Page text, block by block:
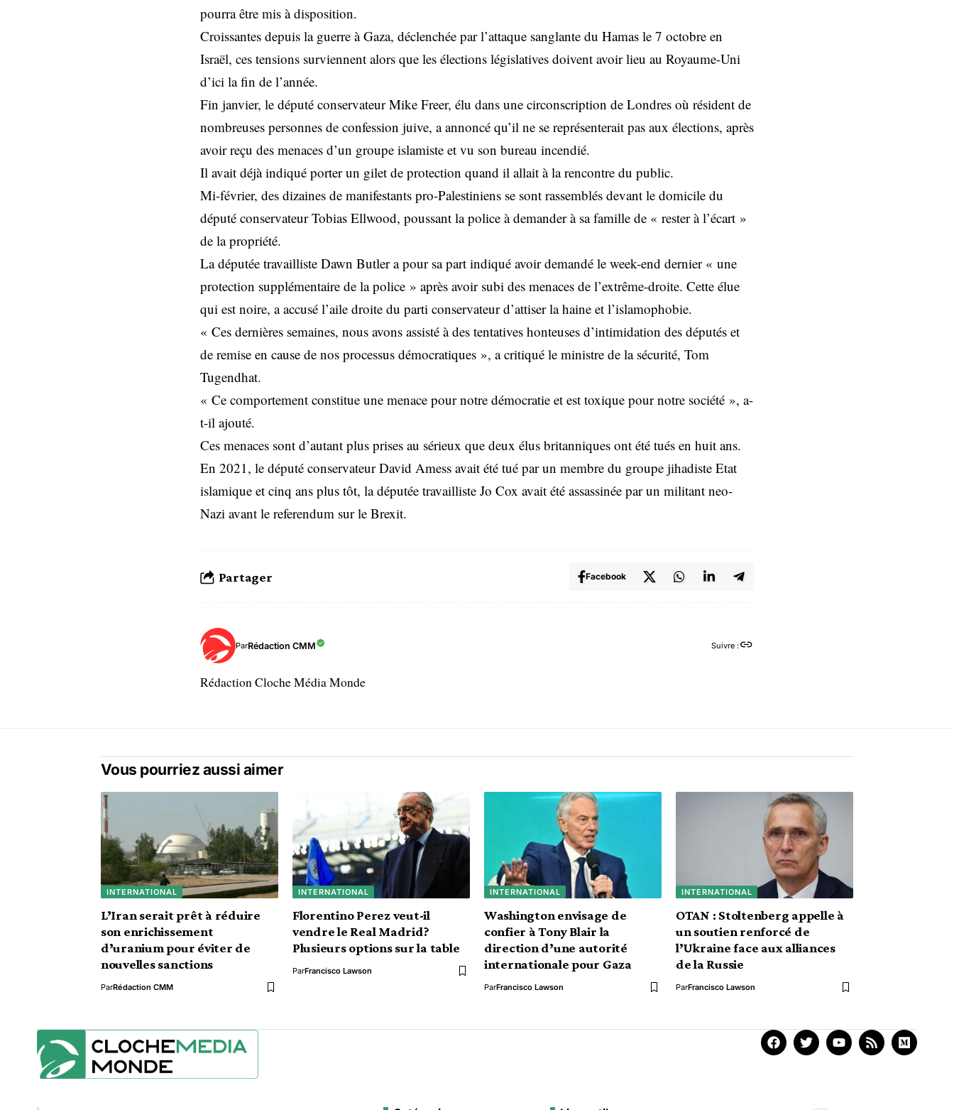
pourra être mis à disposition.
Croissantes depuis la guerre à Gaza, déclenchée par l’attaque sanglante du Hamas le 7 octobre en
Israël, ces tensions surviennent alors que les élections législatives doivent avoir lieu au Royaume-Uni
d’ici la fin de l’année.
Fin janvier, le député conservateur Mike Freer, élu dans une circonscription de Londres où résident de
nombreuses personnes de confession juive, a annoncé qu’il ne se représenterait pas aux élections, après
avoir reçu des menaces d’un groupe islamiste et vu son bureau incendié.
Il avait déjà indiqué porter un gilet de protection quand il allait à la rencontre du public.
Mi-février, des dizaines de manifestants pro-Palestiniens se sont rassemblés devant le domicile du
député conservateur Tobias Ellwood, poussant la police à demander à sa famille de « rester à l’écart »
de la propriété.
La députée travailliste Dawn Butler a pour sa part indiqué avoir demandé le week-end dernier « une
protection supplémentaire de la police » après avoir subi des menaces de l’extrême-droite. Cette élue
qui est noire, a accusé l’aile droite du parti conservateur d’attiser la haine et l’islamophobie.
« Ces dernières semaines, nous avons assisté à des tentatives honteuses d’intimidation des députés et
de remise en cause de nos processus démocratiques », a critiqué le ministre de la sécurité, Tom
Tugendhat.
« Ce comportement constitue une menace pour notre démocratie et est toxique pour notre société », a-
t-il ajouté.
Ces menaces sont d’autant plus prises au sérieux que deux élus britanniques ont été tués en huit ans.
En 2021, le député conservateur David Amess avait été tué par un membre du groupe jihadiste Etat
islamique et cinq ans plus tôt, la députée travailliste Jo Cox avait été assassinée par un militant neo-
Nazi avant le referendum sur le Brexit.
Partager Facebook
ParRédaction CMM Suivre :
Rédaction Cloche Média Monde
Vous pourriez aussi aimer
INTERNATIONAL
L’Iran serait prêt à réduire
son enrichissement
d’uranium pour éviter de
nouvelles sanctions
ParRédaction CMM
INTERNATIONAL
Florentino Perez veut-il
vendre le Real Madrid?
Plusieurs options sur la table
ParFrancisco Lawson
INTERNATIONAL
Washington envisage de
confier à Tony Blair la
direction d’une autorité
internationale pour Gaza
ParFrancisco Lawson
INTERNATIONAL
OTAN : Stoltenberg appelle à
un soutien renforcé de
l’Ukraine face aux alliances
de la Russie
ParFrancisco Lawson